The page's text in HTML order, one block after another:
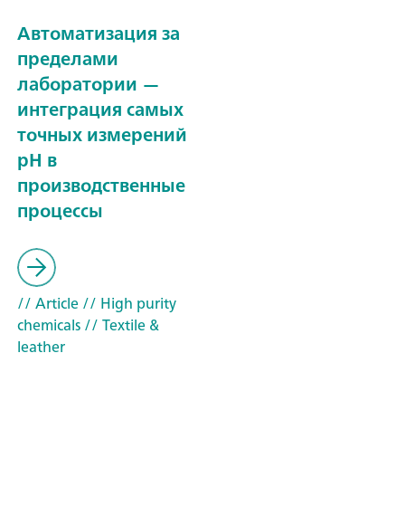
Автоматизация за
пределами
лаборатории —
интеграция самых
точных измерений
pH в
производственные
процессы
// Article// High purity
chemicals// Textile &
leather